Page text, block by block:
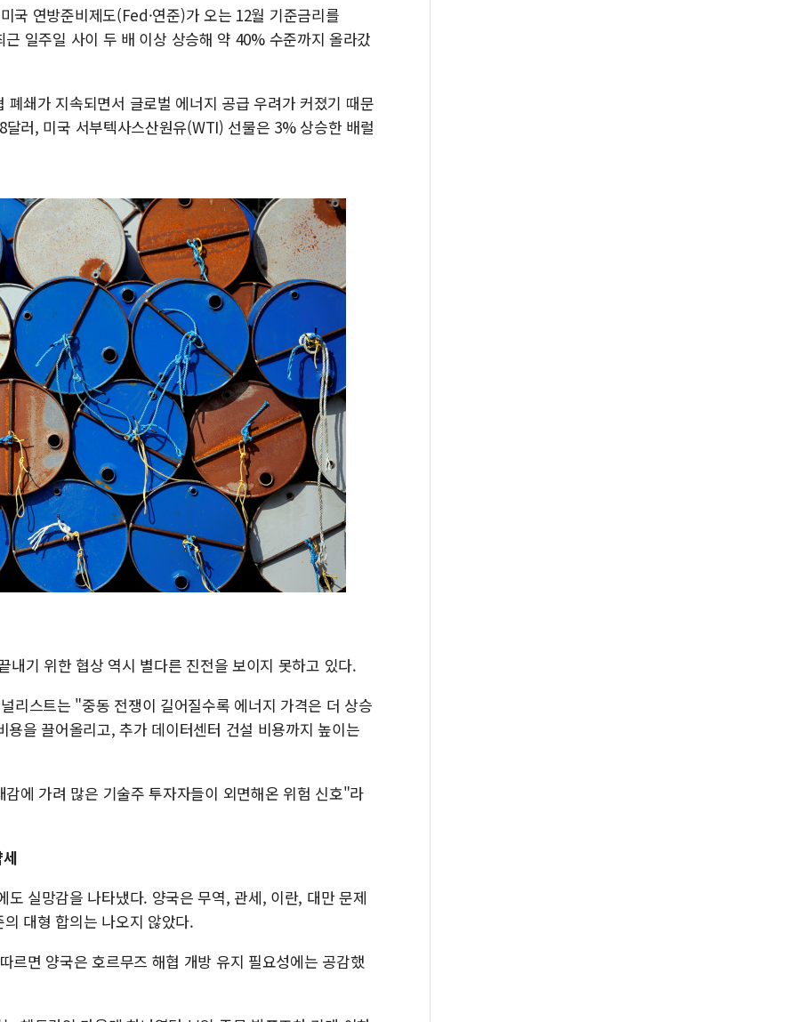
연방준비제도(Fed·연준)가 오는 12월 기준금리를
일주일 사이 두 배 이상 상승해 약 40% 수준까지 올라갔
쇄가 지속되면서 글로벌 에너지 공급 우려가 커졌기 때문
러, 미국 서부텍사스산원유(WTI) 선물은 3% 상승한 배럴
내기 위한 협상 역시 별다른 진전을 보이지 못하고 있다.
리스트는 "중동 전쟁이 길어질수록 에너지 가격은 더 상승
을 끌어올리고, 추가 데이터센터 건설 비용까지 높이는
에 가려 많은 기술주 투자자들이 외면해온 위험 신호"라
도 실망감을 나타냈다. 양국은 무역, 관세, 이란, 대만 문제
대형 합의는 나오지 않았다.
르면 양국은 호르무즈 해협 개방 유지 필요성에는 공감했